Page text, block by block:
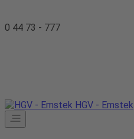
0 44 73 - 777
HGV - Emstek